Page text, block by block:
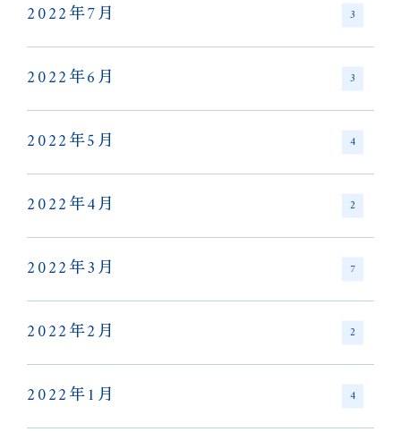
2022年7月 3
2022年6月 3
2022年5月 4
2022年4月 2
2022年3月 7
2022年2月 2
2022年1月 4